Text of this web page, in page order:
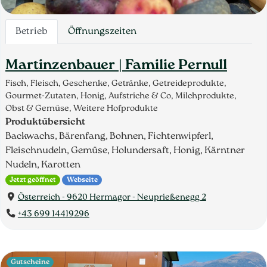
Betrieb Öffnungszeiten
Martinzenbauer | Familie Pernull
Fisch, Fleisch, Geschenke, Getränke, Getreideprodukte,
Gourmet-Zutaten, Honig, Aufstriche & Co, Milchprodukte,
Obst & Gemüse, Weitere Hofprodukte
Produktübersicht
Backwachs, Bärenfang, Bohnen, Fichtenwipferl,
Fleischnudeln, Gemüse, Holundersaft, Honig, Kärntner
Nudeln, Karotten
Jetzt geöffnet Webseite
Österreich - 9620 Hermagor - Neuprießenegg 2
+43 699 14419296
Gutscheine